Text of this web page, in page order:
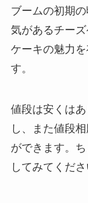
ブームの初期
気があるチー
ケーキの魅力
す。
値段は安くは
し、また値段
ができます。
してみてくださ